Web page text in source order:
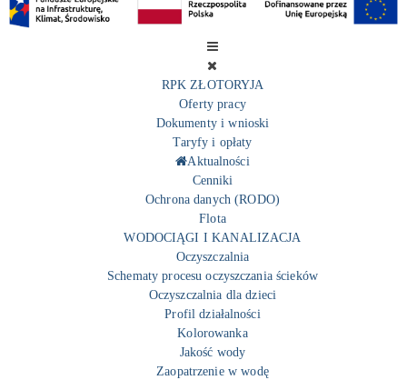
RPK ZŁOTORYJA
Oferty pracy
Dokumenty i wnioski
Taryfy i opłaty
Aktualności
Cenniki
Ochrona danych (RODO)
Flota
WODOCIĄGI I KANALIZACJA
Oczyszczalnia
Schematy procesu oczyszczania ścieków
Oczyszczalnia dla dzieci
Profil działalności
Kolorowanka
Jakość wody
Zaopatrzenie w wodę